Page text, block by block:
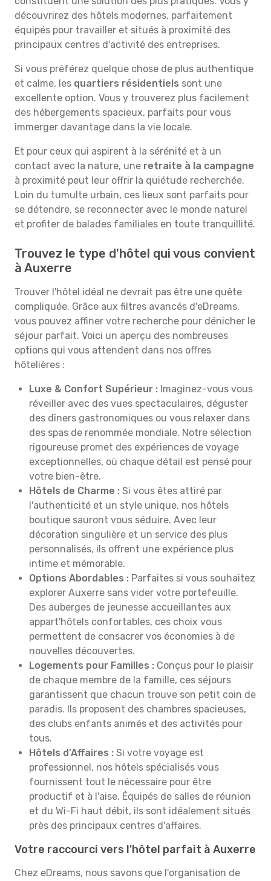
découvrirez des hôtels modernes, parfaitement
équipés pour travailler et situés à proximité des
principaux centres d'activité des entreprises.
Si vous préférez quelque chose de plus authentique
et calme, les quartiers résidentiels sont une
excellente option. Vous y trouverez plus facilement
des hébergements spacieux, parfaits pour vous
immerger davantage dans la vie locale.
Et pour ceux qui aspirent à la sérénité et à un
contact avec la nature, une retraite à la campagne
à proximité peut leur offrir la quiétude recherchée.
Loin du tumulte urbain, ces lieux sont parfaits pour
se détendre, se reconnecter avec le monde naturel
et profiter de balades familiales en toute tranquillité.
Trouvez le type d'hôtel qui vous convient
à Auxerre
Trouver l'hôtel idéal ne devrait pas être une quête
compliquée. Grâce aux filtres avancés d'eDreams,
vous pouvez affiner votre recherche pour dénicher le
séjour parfait. Voici un aperçu des nombreuses
options qui vous attendent dans nos offres
hôtelières :
Luxe & Confort Supérieur : Imaginez-vous vous
réveiller avec des vues spectaculaires, déguster
des dîners gastronomiques ou vous relaxer dans
des spas de renommée mondiale. Notre sélection
rigoureuse promet des expériences de voyage
exceptionnelles, où chaque détail est pensé pour
votre bien-être.
Hôtels de Charme : Si vous êtes attiré par
l'authenticité et un style unique, nos hôtels
boutique sauront vous séduire. Avec leur
décoration singulière et un service des plus
personnalisés, ils offrent une expérience plus
intime et mémorable.
Options Abordables : Parfaites si vous souhaitez
explorer Auxerre sans vider votre portefeuille.
Des auberges de jeunesse accueillantes aux
appart'hôtels confortables, ces choix vous
permettent de consacrer vos économies à de
nouvelles découvertes.
Logements pour Familles : Conçus pour le plaisir
de chaque membre de la famille, ces séjours
garantissent que chacun trouve son petit coin de
paradis. Ils proposent des chambres spacieuses,
des clubs enfants animés et des activités pour
tous.
Hôtels d'Affaires : Si votre voyage est
professionnel, nos hôtels spécialisés vous
fournissent tout le nécessaire pour être
productif et à l'aise. Équipés de salles de réunion
et du Wi-Fi haut débit, ils sont idéalement situés
près des principaux centres d'affaires.
Votre raccourci vers l'hôtel parfait à Auxerre
Chez eDreams, nous savons que l'organisation de